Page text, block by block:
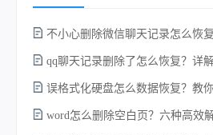
误格式化硬盘怎么数据恢复？教